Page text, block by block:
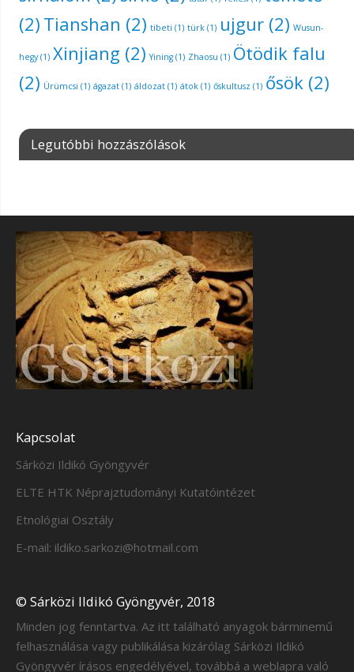
(2) Tianshan (2) tibeti (1) türk(1) ujgur(2) Wusun-
hegy(1) Xinjiang (2) Yining(1) Zhaosu (1) Ötödik falu
(2) Ürümcsi (1) ágazat(1) áldozat(1) átok(1) őskultusz (1) ősök(2)
Legutóbbi hozzászólások
Kapcsolat
Sárközi Ildikó Gyöngyvér
ELTE HTK Néprajztudományi Kutatóintézet
Etnológiai Osztály
E-mail: ildiko.sarkozi@hotmail.com
© Sárközi Ildikó Gyöngyvér, 2018
Minden jog fenntartva. Az itt található anyagok bárminemű
felhasználása vagy publikálása kizárólag Sárközi Ildikó
Gyöngyvér írásos engedélyével, továbbá a weblapra való